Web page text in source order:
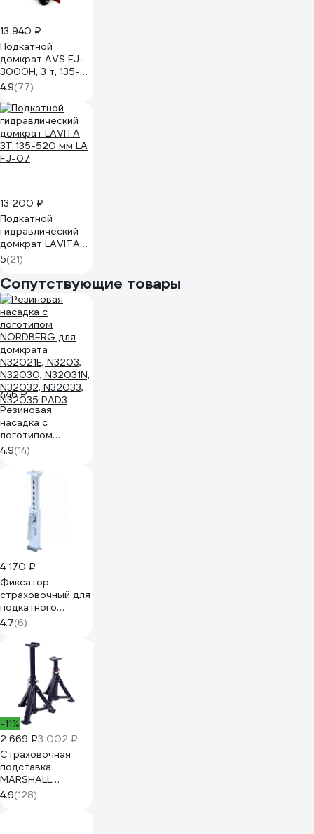
13 940 ₽
Подкатной
домкрат AVS FJ-
3000H, 3 т, 135-
500 мм,
шиномонтажный
A40356S
4.9(77)
13 200 ₽
Подкатной
гидравлический
домкрат LAVITA
3Т 135-520 мм LA
FJ-07
5(21)
Сопутствующие товары
446 ₽
Резиновая
насадка с
логотипом
NORDBERG для
домкрата
N32021E, N3203,
N32030, N32031N,
N32032, N32033,
N32035 PAD3
4.9(14)
4 170 ₽
Фиксатор
страховочный для
подкатного
домкрата
NORDBERG 2 т
N3002R
4.7(6)
-11%
2 669 ₽3 002 ₽
Страховочная
подставка
MARSHALL
складная, 3т, 285-
400 мм, 2 шт.
4.9(128)